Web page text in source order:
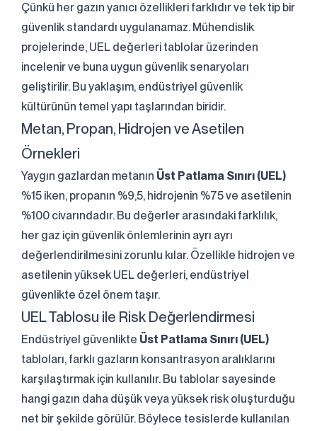
Çünkü her gazın yanıcı özellikleri farklıdır ve tek tip bir
güvenlik standardı uygulanamaz. Mühendislik
projelerinde, UEL değerleri tablolar üzerinden
incelenir ve buna uygun güvenlik senaryoları
geliştirilir. Bu yaklaşım, endüstriyel güvenlik
kültürünün temel yapı taşlarından biridir.
Metan, Propan, Hidrojen ve Asetilen
Örnekleri
Yaygın gazlardan metanın Üst Patlama Sınırı (UEL)
%15 iken, propanın %9,5, hidrojenin %75 ve asetilenin
%100 civarındadır. Bu değerler arasındaki farklılık,
her gaz için güvenlik önlemlerinin ayrı ayrı
değerlendirilmesini zorunlu kılar. Özellikle hidrojen ve
asetilenin yüksek UEL değerleri, endüstriyel
güvenlikte özel önem taşır.
UEL Tablosu ile Risk Değerlendirmesi
Endüstriyel güvenlikte Üst Patlama Sınırı (UEL)
tabloları, farklı gazların konsantrasyon aralıklarını
karşılaştırmak için kullanılır. Bu tablolar sayesinde
hangi gazın daha düşük veya yüksek risk oluşturduğu
net bir şekilde görülür. Böylece tesislerde kullanılan